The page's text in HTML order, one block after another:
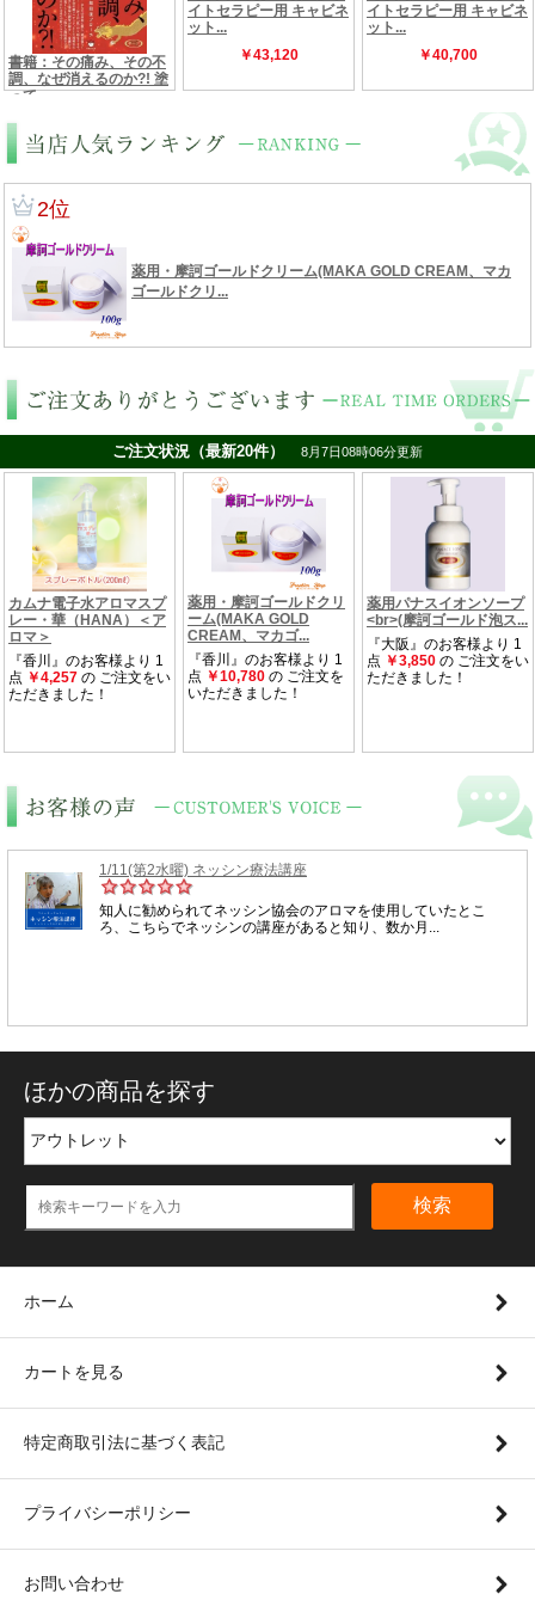
ほかの商品を探す
検索
ホーム
カートを見る
特定商取引法に基づく表記
プライバシーポリシー
お問い合わせ